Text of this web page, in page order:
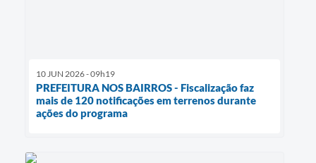
10 JUN 2026 - 09h19
PREFEITURA NOS BAIRROS - Fiscalização faz
mais de 120 notificações em terrenos durante
ações do programa